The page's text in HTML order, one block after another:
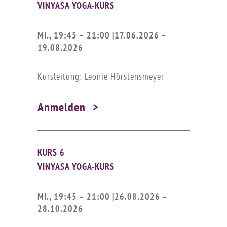
VINYASA YOGA-KURS
MI., 19:45 – 21:00 |17.06.2026 –
19.08.2026
Kursleitung: Leonie Hörstensmeyer
Anmelden
KURS 6
VINYASA YOGA-KURS
MI., 19:45 – 21:00 |26.08.2026 –
28.10.2026